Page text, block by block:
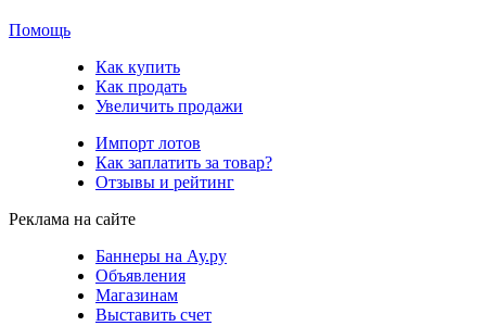
Помощь
Как купить
Как продать
Увеличить продажи
Импорт лотов
Как заплатить за товар?
Отзывы и рейтинг
Реклама на сайте
Баннеры на Ау.ру
Объявления
Магазинам
Выставить счет